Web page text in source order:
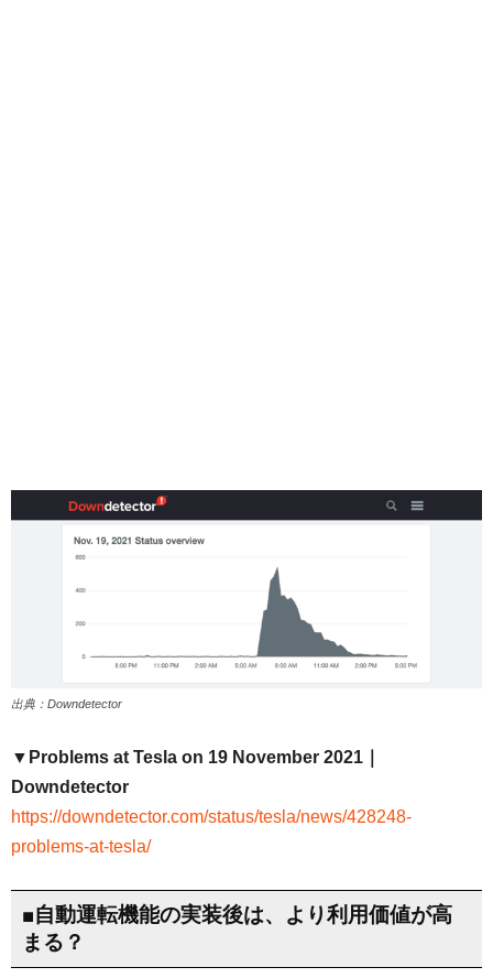
出典：Downdetector
▼Problems at Tesla on 19 November 2021｜
Downdetector
https://downdetector.com/status/tesla/news/428248-
problems-at-tesla/
■自動運転機能の実装後は、より利用価値が高
まる？